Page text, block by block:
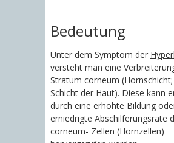
Bedeutung
Unter dem Symptom der
versteht man eine
Stratum corneum
Schicht der Haut). Diese kann
durch eine erhöhte Bildung
erniedrigte Abschilferungsrate
corneum- Zellen (Hornzellen)